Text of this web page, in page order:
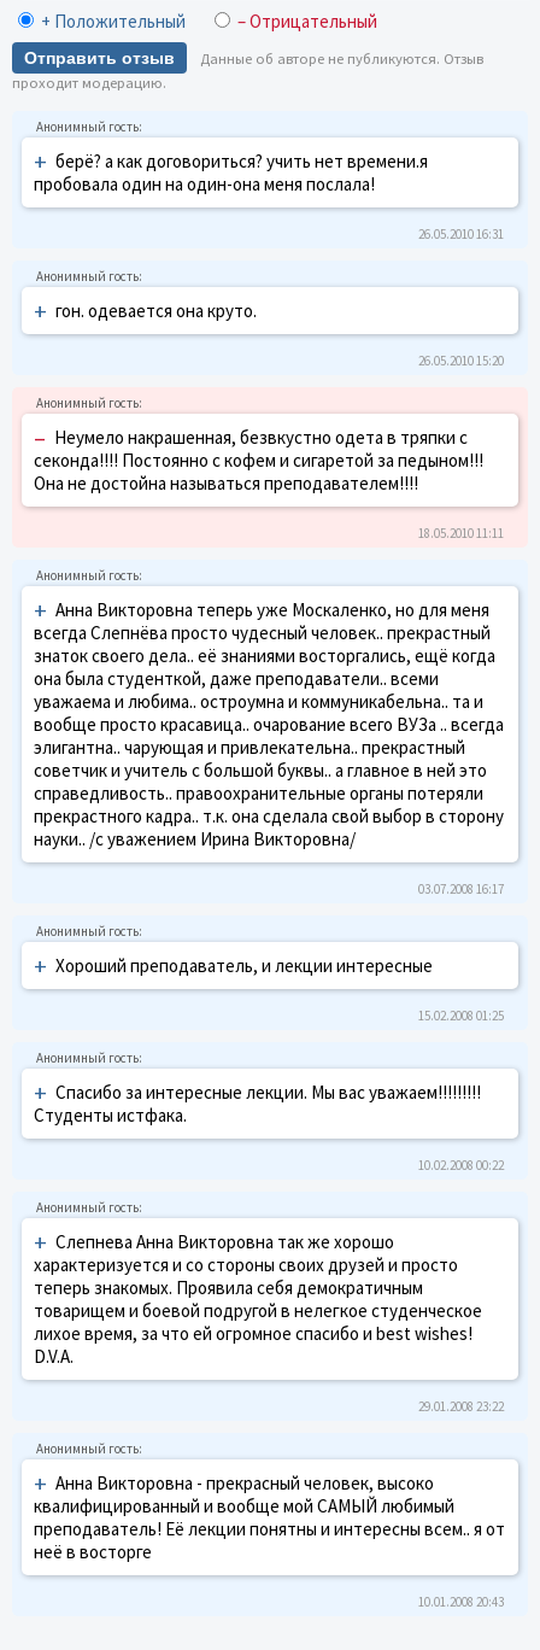
+ Положительный – Отрицательный
Отправить отзыв
Данные об авторе не публикуются. Отзыв
проходит модерацию.
+ берё? а как договориться? учить нет времени.я
пробовала один на один-она меня послала!
26.05.2010 16:31
+ гон. одевается она круто.
26.05.2010 15:20
– Неумело накрашенная, безвкустно одета в тряпки с
секонда!!!! Постоянно с кофем и сигаретой за педыном!!!
Она не достойна называться преподавателем!!!!
18.05.2010 11:11
+ Анна Викторовна теперь уже Москаленко, но для меня
всегда Слепнёва просто чудесный человек.. прекрастный
знаток своего дела.. её знаниями восторгались, ещё когда
она была студенткой, даже преподаватели.. всеми
уважаема и любима.. остроумна и коммуникабельна.. та и
вообще просто красавица.. очарование всего ВУЗа .. всегда
элигантна.. чарующая и привлекательна.. прекрастный
советчик и учитель с большой буквы.. а главное в ней это
справедливость.. правоохранительные органы потеряли
прекрастного кадра.. т.к. она сделала свой выбор в сторону
науки.. /с уважением Ирина Викторовна/
03.07.2008 16:17
+ Хороший преподаватель, и лекции интересные
15.02.2008 01:25
+ Спасибо за интересные лекции. Мы вас уважаем!!!!!!!!!
Студенты истфака.
10.02.2008 00:22
+ Слепнева Анна Викторовна так же хорошо
характеризуется и со стороны своих друзей и просто
теперь знакомых. Проявила себя демократичным
товарищем и боевой подругой в нелегкое студенческое
лихое время, за что ей огромное спасибо и best wishes!
D.V.A.
29.01.2008 23:22
+ Анна Викторовна - прекрасный человек, высоко
квалифицированный и вообще мой САМЫЙ любимый
преподаватель! Её лекции понятны и интересны всем.. я от
неё в восторге
10.01.2008 20:43